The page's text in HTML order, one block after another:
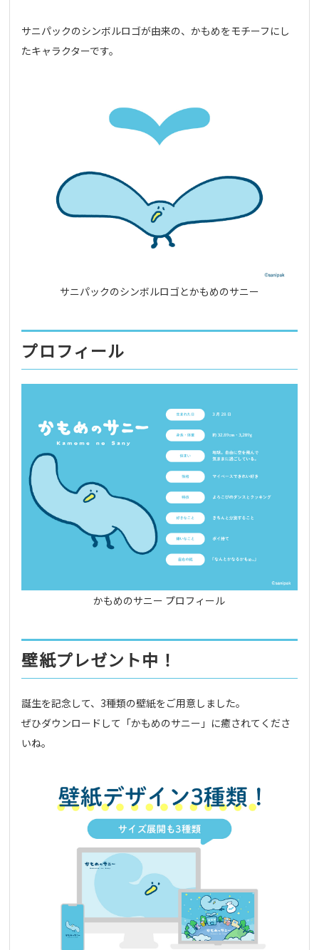
サニパックのシンボルロゴが由来の、かもめをモチーフにし
たキャラクターです。
サニパックのシンボルロゴとかもめのサニー
プロフィール
かもめのサニー プロフィール
壁紙プレゼント中！
誕生を記念して、3種類の壁紙をご用意しました。
ぜひダウンロードして「かもめのサニー」に癒されてくださ
いね。